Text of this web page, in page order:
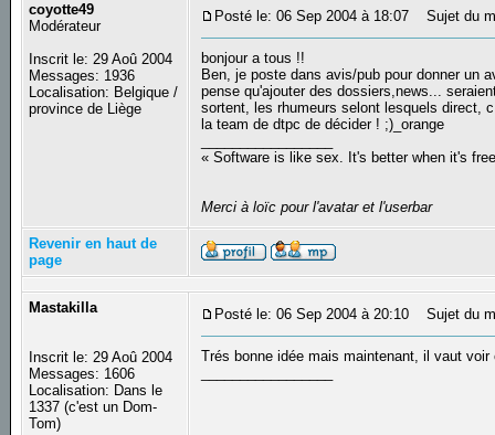
coyotte49
Modérateur
Inscrit le: 29 Aoû 2004
Messages: 1936
Localisation: Belgique /
province de Liège
Posté le: 06 Sep 2004 à 18:07 Sujet du
bonjour a tous !!
Ben, je poste dans avis/pub pour donner un
pense qu'ajouter des dossiers,news...
sortent, les rhumeurs selont lesquels direct,
la team de dtpc de décider ! ;)_orange
« Software is like sex. It's better when it's
Merci à loïc pour l'avatar et l'userbar
Revenir en haut de
page
Mastakilla
Inscrit le: 29 Aoû 2004
Messages: 1606
Localisation: Dans le
1337 (c'est un Dom-
Tom)
Posté le: 06 Sep 2004 à 20:10 Sujet du
Trés bonne idée mais maintenant, il vaut